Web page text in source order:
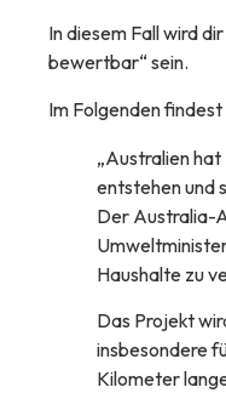
In diesem Fall wird
bewertbar“ sein.
Im Folgenden
„Australien
entstehen und
Der Australia-
Haushalte zu
Das Projekt
insbesondere
Kilometer